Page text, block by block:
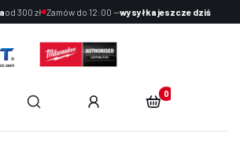
od 300 zł Zamów do 12:00 —wysyłka jeszcze dziś
Otwórz wyszukiwarkę
Produkty w